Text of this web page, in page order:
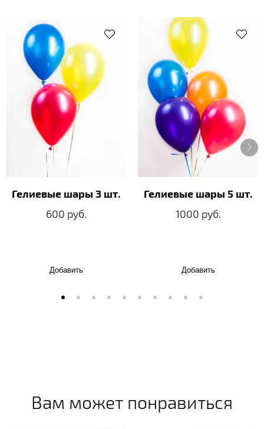
Гелиевые шары 3 шт.
600 руб.
Добавить
Гелиевые шары 5 шт.
1000 руб.
Добавить
Вам может понравиться